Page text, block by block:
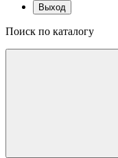
Выход
Поиск по каталогу